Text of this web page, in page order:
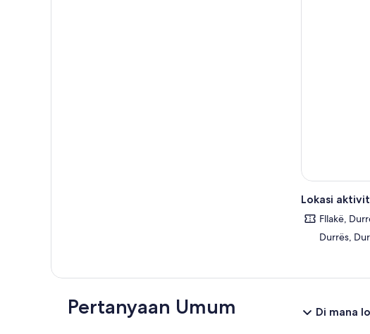
Lokasi
Fllakë,
Durrës,
Pertanyaan Umum Di mana